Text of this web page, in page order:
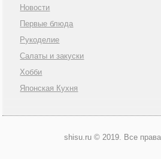
Новости
Первые блюда
Рукоделие
Салаты и закуски
Хобби
Японская Кухня
shisu.ru © 2019. Все